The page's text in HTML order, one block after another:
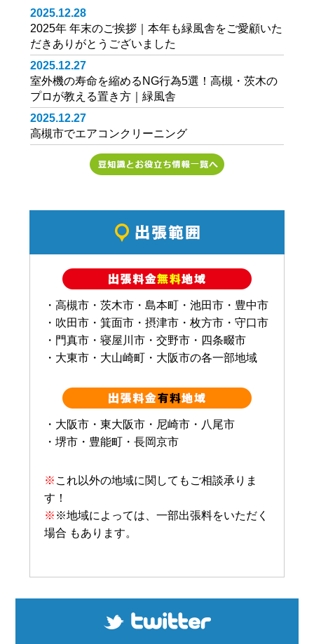
2025.12.28
2025年 年末のご挨拶｜本年も緑風舎をご愛顧いた
だきありがとうございました
2025.12.27
室外機の寿命を縮めるNG行為5選！高槻・茨木の
プロが教える置き方｜緑風舎
2025.12.27
高槻市でエアコンクリーニング
・高槻市・茨木市・島本町・池田市・豊中市
・吹田市・箕面市・摂津市・枚方市・守口市
・門真市・寝屋川市・交野市・四条畷市
・大東市・大山崎町・大阪市の各一部地域
・大阪市・東大阪市・尼崎市・八尾市
・堺市・豊能町・長岡京市
※ これ以外の地域に関してもご相談承りま
す！
※ ※地域によっては、一部出張料をいただく
場合 もあります。